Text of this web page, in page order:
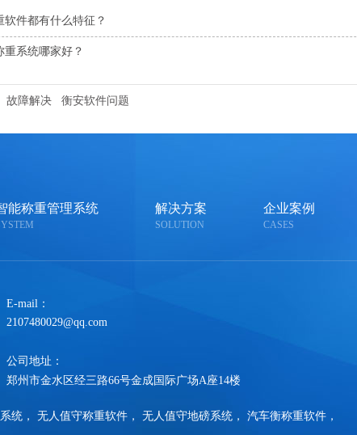
软件都有什么特征？
重系统哪家好？
故障解决 衡安软件问题
能称重管理系统 解决方案
SOLUTION
企业案例
CASES
E-mail：
2107480029@qq.com
公司地址：
郑州市金水区经三路66号金成国际广场A座14楼
统 ， 无人值守称重软件 ， 无人值守地磅系统 ， 汽车衡称重软件 ，